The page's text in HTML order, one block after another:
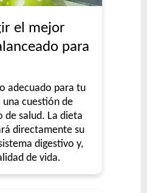
el mejor
para
adecuado para tu
cuestión de
de salud. La dieta
directamente su
digestivo y,
de vida.